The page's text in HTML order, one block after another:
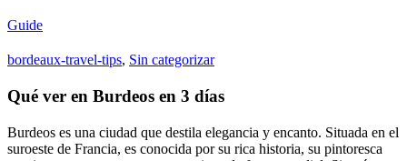
Guide
bordeaux-travel-tips, Sin categorizar
Qué ver en Burdeos en 3 días
Burdeos es una ciudad que destila elegancia y encanto. Situada en el
suroeste de Francia, es conocida por su rica historia, su pintoresca